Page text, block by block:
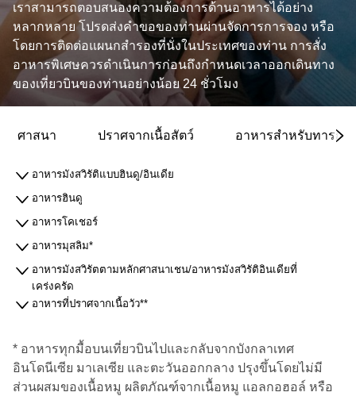
เราสามารถตอบสนองความต้องการด้านอาหารได้อย่าง
หลากหลาย โปรดส่งคำขอของท่านผ่านจัดการการจอง หรือ
โดยการติดต่อแผนกสำรองที่นั่งในประเทศของท่าน การสั่ง
อาหารพิเศษควรดำเนินการก่อนถึงกำหนดเวลาออกเดินทาง
ของเที่ยวบินของท่านอย่างน้อย 24 ชั่วโมง
ศาสนา ปราศจากเนื้อสัตว์ อาหารสำหรับทารก เ
อาหารมังสวิรัติแบบฮินดู/อินเดีย
อาหารฮินดู
อาหารโคเชอร์
อาหารมุสลิม*
อาหารมังสวิรัตตามหลักศาสนาเชน/อาหารมังสวิรัติอินเดียที่
เคร่งครัด
อาหารที่ปราศจากเนื้อวัว**
* อาหารทุกมื้อบนเที่ยวบินไปและกลับจากบังกลาเทศ
อินโดนีเซีย มาเลเซีย และตะวันออกกลาง ปรุงขึ้นโดยไม่มี
ส่วนผสมของเนื้อหมู ผลิตภัณฑ์จากเนื้อหมู แอลกอฮอล์ หรือ